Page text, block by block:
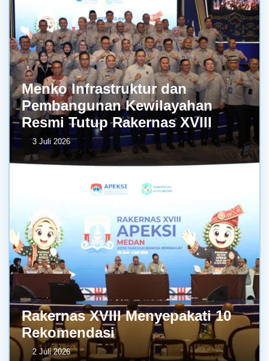
Menko Infrastruktur dan
Pembangunan Kewilayahan
Resmi Tutup Rakernas XVIII
3 Juli 2026
Rakernas XVIII Menyepakati 10
Rekomendasi
2 Juli 2026